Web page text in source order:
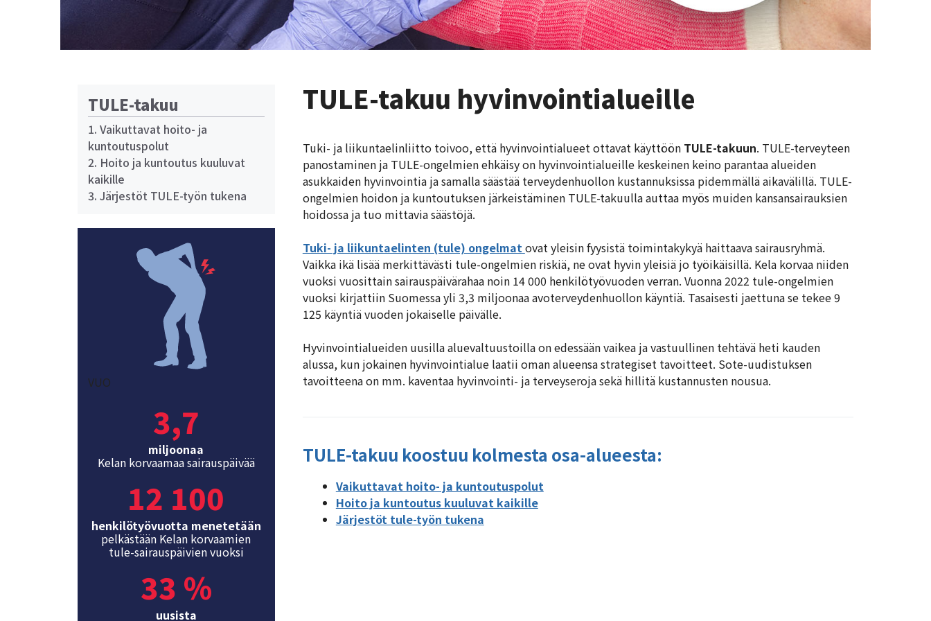
TULE-takuu
1. Vaikuttavat hoito- ja
kuntoutuspolut
2. Hoito ja kuntoutus kuuluvat
kaikille
3. Järjestöt TULE-työn tukena
VUO
3,7
miljoonaa
Kelan korvaamaa sairauspäivää
12 100
henkilötyövuotta menetetään
pelkästään Kelan korvaamien
tule-sairauspäivien vuoksi
33 %
uusista
TULE-takuu hyvinvointialueille
Tuki- ja liikuntaelinliitto toivoo, että hyvinvointialueet ottavat käyttöön TULE-takuun. TULE-terveyteen
panostaminen ja TULE-ongelmien ehkäisy on hyvinvointialueille keskeinen keino parantaa alueiden
asukkaiden hyvinvointia ja samalla säästää terveydenhuollon kustannuksissa pidemmällä aikavälillä. TULE-
ongelmien hoidon ja kuntoutuksen järkeistäminen TULE-takuulla auttaa myös muiden kansansairauksien
hoidossa ja tuo mittavia säästöjä.
Tuki- ja liikuntaelinten (tule) ongelmatovat yleisin fyysistä toimintakykyä haittaava sairausryhmä.
Vaikka ikä lisää merkittävästi tule-ongelmien riskiä, ne ovat hyvin yleisiä jo työikäisillä. Kela korvaa niiden
vuoksi vuosittain sairauspäivärahaa noin 14 000 henkilötyövuoden verran. Vuonna 2022 tule-ongelmien
vuoksi kirjattiin Suomessa yli 3,3 miljoonaa avoterveydenhuollon käyntiä. Tasaisesti jaettuna se tekee 9
125 käyntiä vuoden jokaiselle päivälle.
Hyvinvointialueiden uusilla aluevaltuustoilla on edessään vaikea ja vastuullinen tehtävä heti kauden
alussa, kun jokainen hyvinvointialue laatii oman alueensa strategiset tavoitteet. Sote-uudistuksen
tavoitteena on mm. kaventaa hyvinvointi- ja terveyseroja sekä hillitä kustannusten nousua.
TULE-takuu koostuu kolmesta osa-alueesta:
Vaikuttavat hoito- ja kuntoutuspolut
Hoito ja kuntoutus kuuluvat kaikille
Järjestöt tule-työn tukena